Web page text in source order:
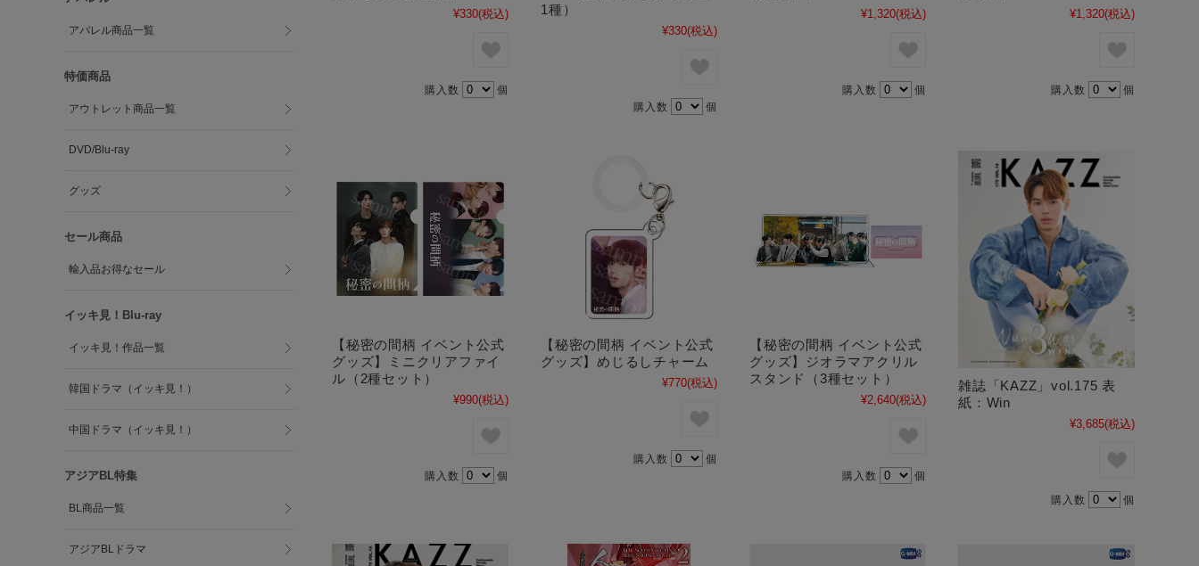
¥330(税込)
購入数 個
1種）
¥330(税込)
購入数 個
¥1,320(税込)
購入数 個
¥1,320(税込)
購入数 個
【秘密の間柄 イベント公式
グッズ】ミニクリアファイ
ル（2種セット）
¥990(税込)
購入数 個
【秘密の間柄 イベント公式
グッズ】めじるしチャーム
¥770(税込)
購入数 個
【秘密の間柄 イベント公式
グッズ】ジオラマアクリル
スタンド（3種セット）
¥2,640(税込)
購入数 個
雑誌「KAZZ」vol.175 表
紙：Win
¥3,685(税込)
購入数 個
アパレル商品一覧
特価商品
アウトレット商品一覧
DVD/Blu-ray
グッズ
セール商品
輸入品お得なセール
イッキ見！Blu-ray
イッキ見！作品一覧
韓国ドラマ（イッキ見！）
中国ドラマ（イッキ見！）
アジアBL特集
BL商品一覧
アジアBLドラマ